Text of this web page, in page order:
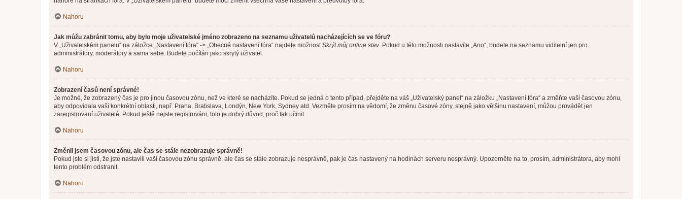
Nahoru
Jak můžu zabránit tomu, aby bylo moje uživatelské jméno zobrazeno na seznamu uživatelů nacházejících se ve fóru?
V „Uživatelském panelu“ na záložce „Nastavení fóra“ -> „Obecné nastavení fóra“ najdete možnost Skrýt můj online stav. Pokud u této možnosti nastavíte „Ano“, budete na seznamu viditelní jen pro
administrátory, moderátory a sama sebe. Budete počítán jako skrytý uživatel.
Nahoru
Zobrazení časů není správné!
Je možné, že zobrazený čas je pro jinou časovou zónu, než ve které se nacházíte. Pokud se jedná o tento případ, přejděte na váš „Uživatelský panel“ na záložku „Nastavení fóra“ a změňte vaši časovou zónu,
aby odpovídala vaší konkrétní oblasti, např. Praha, Bratislava, Londýn, New York, Sydney atd. Vezměte prosím na vědomí, že změnu časové zóny, stejně jako většinu nastavení, můžou provádět jen
zaregistrovaní uživatelé. Pokud ještě nejste registrováni, toto je dobrý důvod, proč tak učinit.
Nahoru
Změnil jsem časovou zónu, ale čas se stále nezobrazuje správně!
Pokud jste si jisti, že jste nastavili vaši časovou zónu správně, ale čas se stále zobrazuje nesprávně, pak je čas nastavený na hodinách serveru nesprávný. Upozorněte na to, prosím, administrátora, aby mohl
tento problém odstranit.
Nahoru